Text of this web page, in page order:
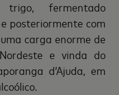
trigo, fermentado
posteriormente com
carga enorme de
e vinda do
d’Ajuda, em